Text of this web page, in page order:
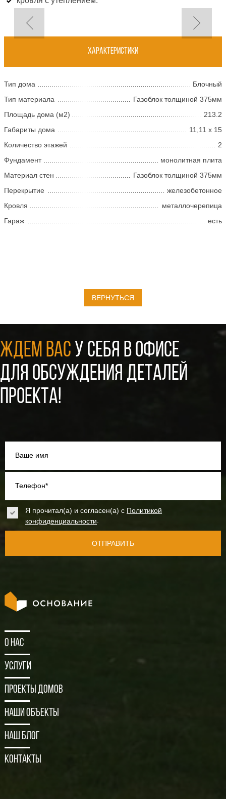
Характеристики
Тип дома
Блочный
Тип материала
Газоблок толщиной 375мм
Площадь дома (м2)
213.2
Габариты дома
11,11 х 15
Количество этажей
2
Фундамент
монолитная плита
Материал стен
Газоблок толщиной 375мм
Перекрытие
железобетонное
Кровля
металлочерепица
Гараж
есть
ВЕРНУТЬСЯ
ЖДЕМ ВАС У СЕБЯ В ОФИСЕ
ДЛЯ ОБСУЖДЕНИЯ ДЕТАЛЕЙ
ПРОЕКТА!
Ваше имя
Телефон*
Я прочитал(а) и согласен(а) с Политикой
конфиденциальности
ОТПРАВИТЬ
О нас
Услуги
Проекты домов
Наши объекты
Наш блог
Контакты